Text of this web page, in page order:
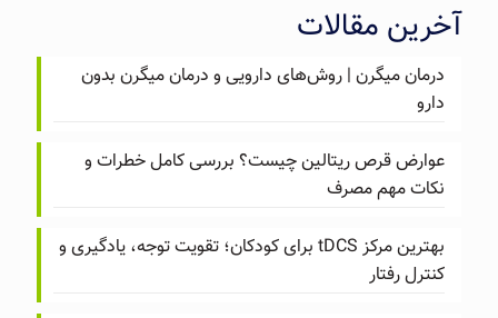
آخرین مقالات
درمان میگرن | روش‌های دارویی و درمان میگرن بدون
دارو
عوارض قرص ریتالین چیست؟ بررسی کامل خطرات و
نکات مهم مصرف
بهترین مرکز tDCS برای کودکان؛ تقویت توجه، یادگیری و
کنترل رفتار